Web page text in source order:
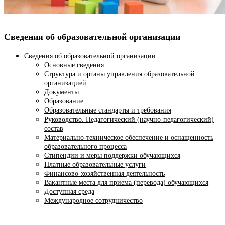
Сведения об образовательной организации
Сведения об образовательной организации
Основные сведения
Структура и органы управления образовательной
организацией
Документы
Образование
Образовательные стандарты и требования
Руководство. Педагогический (научно-педагогический)
состав
Материально-техническое обеспечение и оснащенность
образовательного процесса
Стипендии и меры поддержки обучающихся
Платные образовательные услуги
Финансово-хозяйственная деятельность
Вакантные места для приема (перевода) обучающихся
Доступная среда
Международное сотрудничество